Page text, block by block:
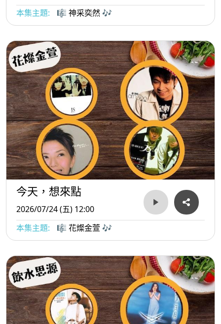
本集主題:
🎼 神采奕然 🎶
今天，想來點
2026/07/24 (五) 12:00
本集主題:
🎼 花燦金萱 🎶